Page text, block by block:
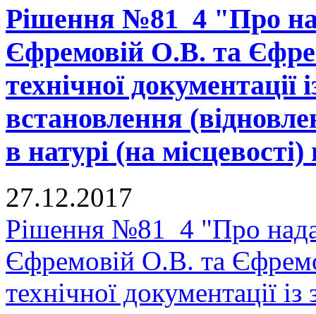
Рішення №81_4 "Про
Єфремовій О.В. та
технічної
встановлення
в натурі (на
27.12.2017
Рішення №81_4 "Про
Єфремовій О.В. та
технічної документації